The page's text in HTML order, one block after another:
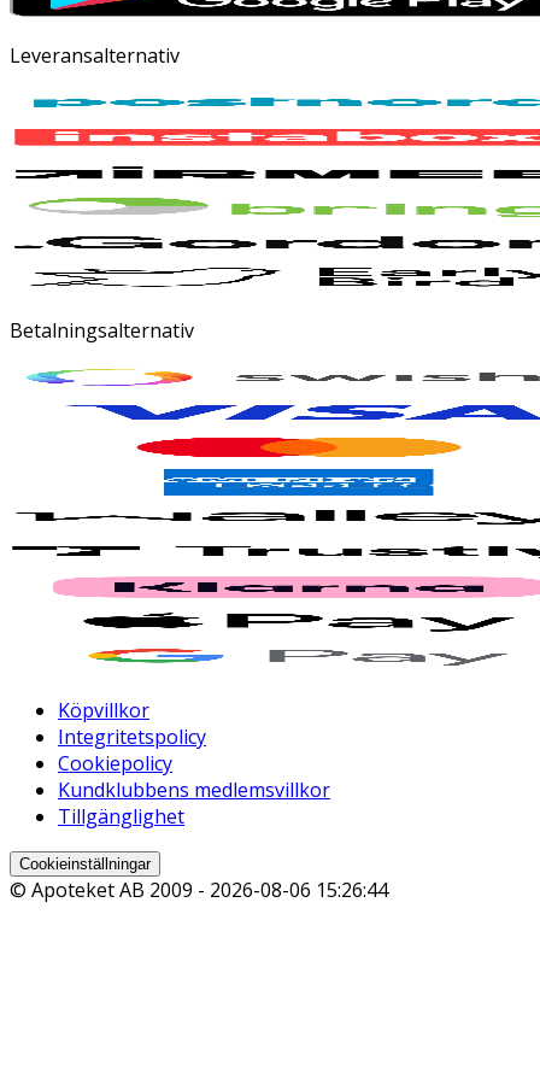
Leveransalternativ
Betalningsalternativ
Köpvillkor
Integritetspolicy
Cookiepolicy
Kundklubbens medlemsvillkor
Tillgänglighet
Cookieinställningar
© Apoteket AB 2009 - 2026-08-06 15:26:44